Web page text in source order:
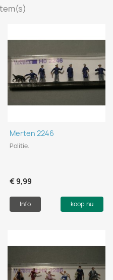
Merten 2246
Politie.
€ 9,99
Info koop nu